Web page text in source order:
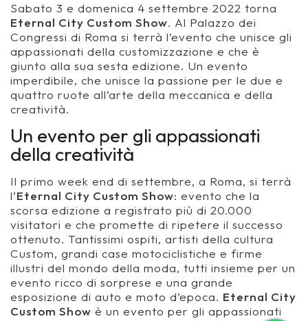
Sabato 3 e domenica 4 settembre 2022 torna
Eternal City Custom Show. Al Palazzo dei
Congressi di Roma si terrà l’evento che unisce gli
appassionati della customizzazione e che è
giunto alla sua sesta edizione. Un evento
imperdibile, che unisce la passione per le due e
quattro ruote all’arte della meccanica e della
creatività.
Un evento per gli appassionati
della creatività
Il primo week end di settembre, a Roma, si terrà
l’Eternal City Custom Show: evento che la
scorsa edizione a registrato più di 20.000
visitatori e che promette di ripetere il successo
ottenuto. Tantissimi ospiti, artisti della cultura
Custom, grandi case motociclistiche e firme
illustri del mondo della moda, tutti insieme per un
evento ricco di sorprese e una grande
esposizione di auto e moto d’epoca. Eternal City
Custom Show è un evento per gli appassionati